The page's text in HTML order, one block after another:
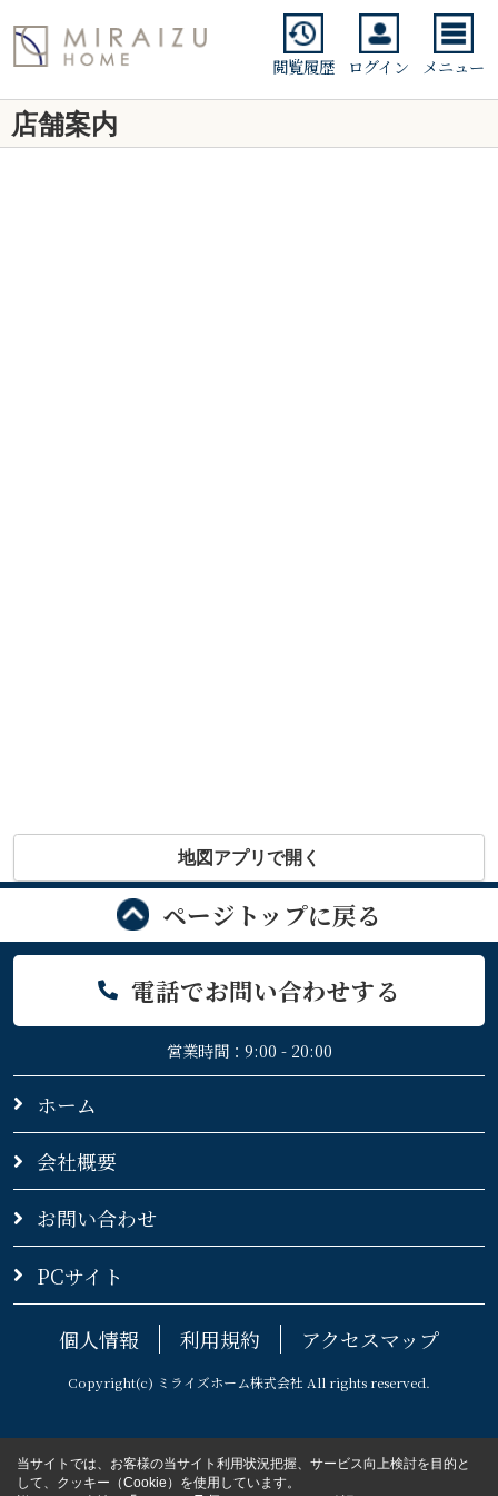
閲覧履歴 ログイン メニュー
店舗案内
地図アプリで開く
ページトップに戻る
電話でお問い合わせする
営業時間：9:00 - 20:00
ホーム
会社概要
お問い合わせ
PCサイト
個人情報 利用規約 アクセスマップ
Copyright(c) ミライズホーム株式会社 All rights reserved.
当サイトでは、お客様の当サイト利用状況把握、サービス向上検討を目的と
して、クッキー（Cookie）を使用しています。